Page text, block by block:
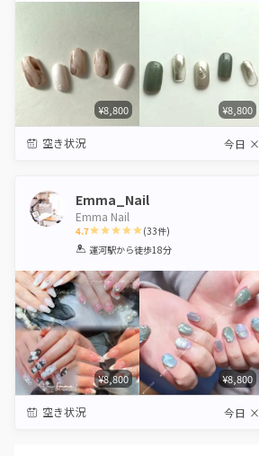
¥8,800 ¥8,800
空き状況 今日 ×
Emma_Nail
Emma Nail
4.7
1 2 3 4 5
(33件)
運河駅から徒歩18分
¥8,800 ¥8,800
空き状況 今日 ×